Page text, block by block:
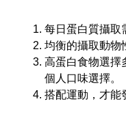
每日蛋白質攝取
均衡的攝取動物
高蛋白食物選擇
個人口味選擇。
搭配運動，才能